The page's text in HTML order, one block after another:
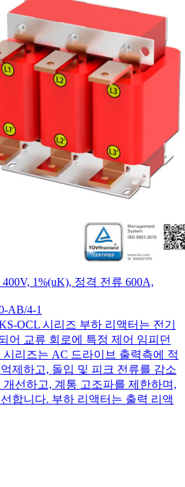
1%(uK), 정격 전류 600A,
AB/4-1
OCL 시리즈 부하 리액터는 전기
어 교류 회로에 특정 제어 임피던
리즈는 AC 드라이브 출력측에 적
제하고, 돌입 및 피크 전류를 감소
선하고, 계통 고조파를 제한하며,
합니다. 부하 리액터는 출력 리액